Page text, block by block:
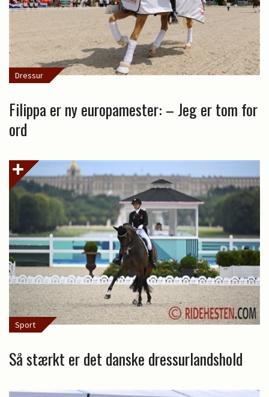
Dressur
Filippa er ny europamester: – Jeg er tom for
ord
Sport
Så stærkt er det danske dressurlandshold